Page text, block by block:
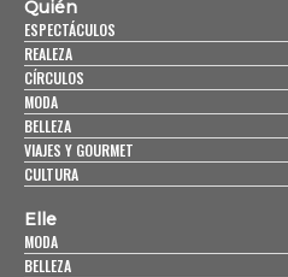
Quién
ESPECTÁCULOS
REALEZA
CÍRCULOS
MODA
BELLEZA
VIAJES Y GOURMET
CULTURA
Elle
MODA
BELLEZA